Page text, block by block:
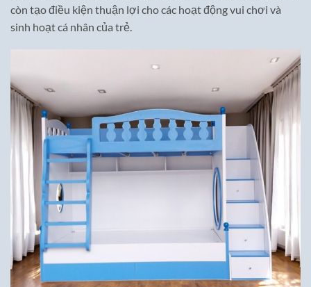
còn tạo điều kiện thuận lợi cho các hoạt động vui chơi và
sinh hoạt cá nhân của trẻ.